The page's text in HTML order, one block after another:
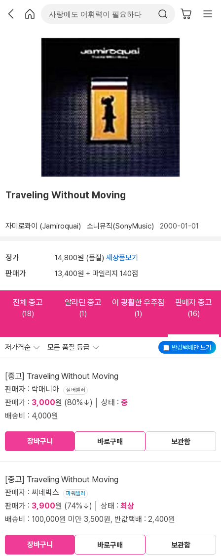
Traveling Without Moving
자미로콰이 (Jamiroquai) 소니뮤직(SonyMusic) 2000-01-01
정가 14,800원 (품절) 새상품보기
판매가 13,400원 + 마일리지 140점
전체 중고
(18)
알라딘 중고
(1)
이 광활한 우주점
(1)
판매자 중고
(16)
반값택배만 보기
저가격순 모든 품질 등급
[중고] Traveling Without Moving
판매자 : 락매니아 실버셀러
판매가 : 3,000원 (80%↓) │ 상태 : 중
배송비 : 4,000원
장바구니 바로구매 보관함
[중고] Traveling Without Moving
판매자 : 씨네벅스 파워셀러
판매가 : 3,900원 (74%↓) │ 상태 : 최상
배송비 : 100,000원 미만 3,500원, 반값택배 : 2,400원
장바구니 바로구매 보관함